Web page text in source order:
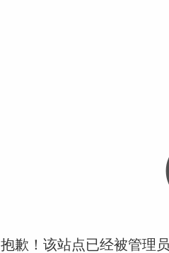
抱歉！该站点已经被管理